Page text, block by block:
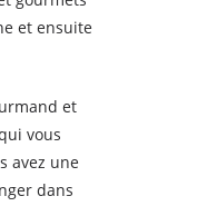
et ensuite
et
vous
avez une
dans